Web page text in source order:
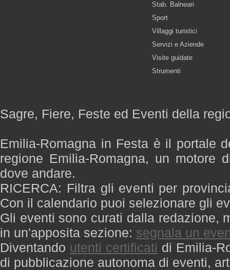
Stab. Balneari
Sport
Villaggi turistici
Servizi e Aziende
Visite guidate
Strumenti
Sagre, Fiere, Feste ed Eventi della
Emilia-Romagna in Festa è il portale
regione Emilia-Romagna, un motore
dove andare.
RICERCA: Filtra gli eventi per
Con il calendario puoi selezionare gli
Gli eventi sono curati dalla redazione,
in un'apposita sezione: segnala un
Diventando utenti certificati di Emilia-
di pubblicazione autonoma di eventi,